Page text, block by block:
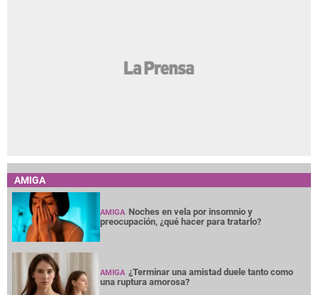
AMIGA
AMIGA Noches en vela por insomnio y
preocupación, ¿qué hacer para tratarlo?
AMIGA ¿Terminar una amistad duele tanto como
una ruptura amorosa?